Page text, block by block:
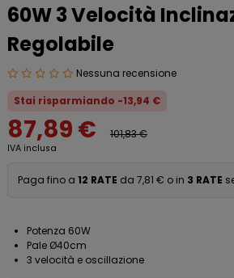
60W 3 Velocità
Regolabile
Nessuna recensione
Stai risparmiando -13,94 €
87,89 € 101,83 €
IVA inclusa
Paga fino a 12 RATE da 7,81 € o in 3 RATE
Potenza 60W
Pale Ø40cm
3 velocità e oscillazione